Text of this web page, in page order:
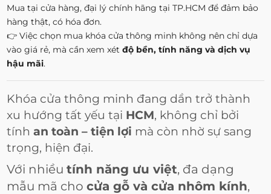
Mua tại cửa hàng, đại lý chính hãng tại TP.HCM để đảm bảo
hàng thật, có hóa đơn.
👉 Việc chọn mua khóa cửa thông minh không nên chỉ dựa
vào giá rẻ, mà cần xem xét độ bền, tính năng và dịch vụ
hậu mãi.
Khóa cửa thông minh đang dần trở thành
xu hướng tất yếu tại HCM, không chỉ bởi
tính an toàn – tiện lợi mà còn nhờ sự sang
trọng, hiện đại.
Với nhiều tính năng ưu việt, đa dạng
mẫu mã cho cửa gỗ và cửa nhôm kính,